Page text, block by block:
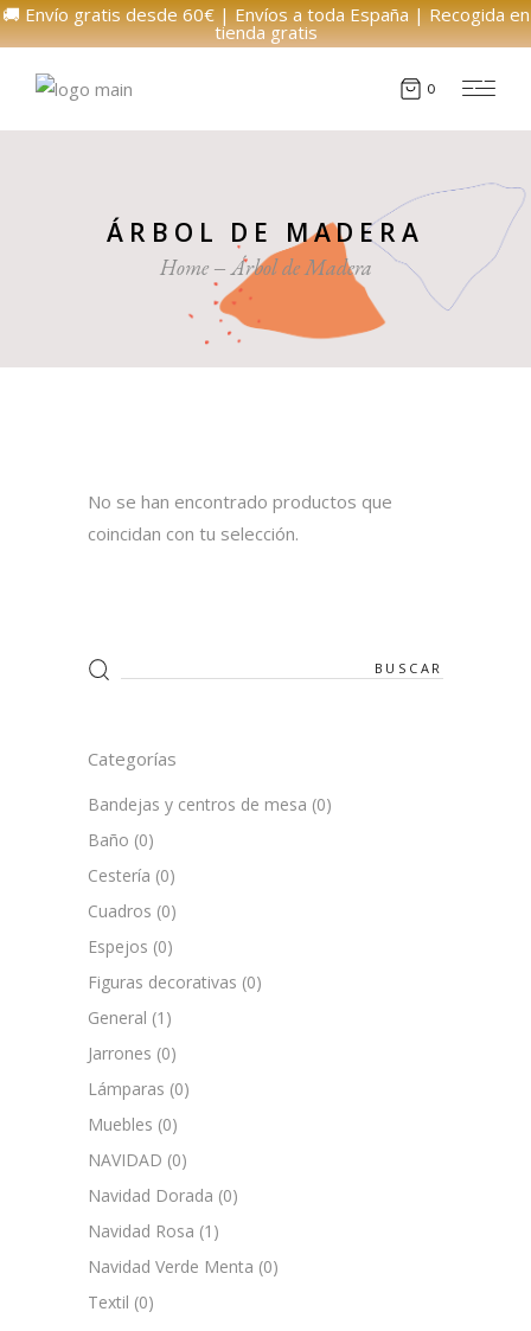
🚚 Envío gratis desde 60€ | Envíos a toda España | Recogida en
tienda gratis
0
ÁRBOL DE MADERA
Home Árbol de Madera
No se han encontrado productos que
coincidan con tu selección.
Search
for:
Categorías
Bandejas y centros de mesa (0)
Baño (0)
Cestería (0)
Cuadros (0)
Espejos (0)
Figuras decorativas (0)
General (1)
Jarrones (0)
Lámparas (0)
Muebles (0)
NAVIDAD (0)
Navidad Dorada (0)
Navidad Rosa (1)
Navidad Verde Menta (0)
Textil (0)